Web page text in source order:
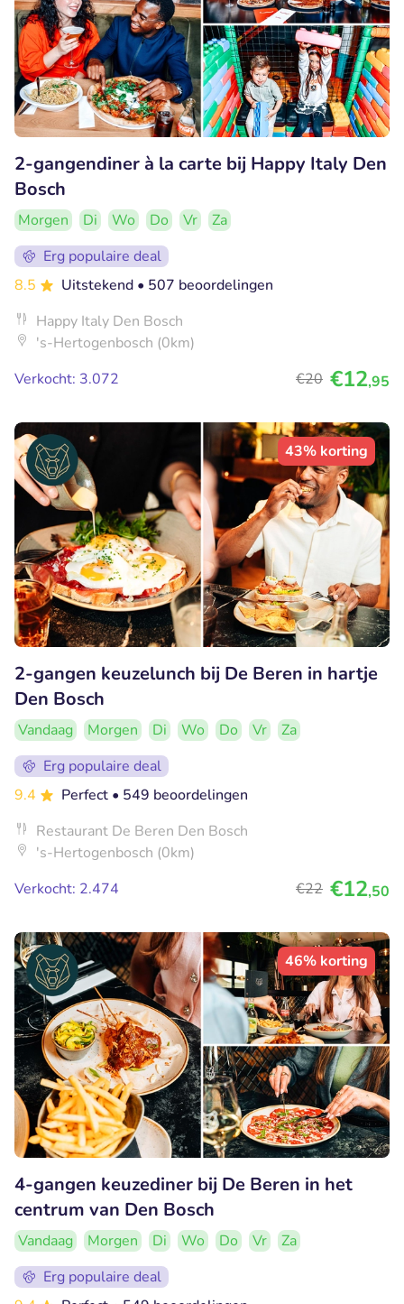
2-gangendiner à la carte bij Happy Italy Den
Bosch
Morgen Di Wo Do Vr
Za
Erg populaire deal
8.5
Uitstekend • 507 beoordelingen
Happy Italy Den Bosch
's-Hertogenbosch (0km)
Verkocht: 3.072
€20 €12,95
43% korting
2-gangen keuzelunch bij De Beren in hartje
Den Bosch
Vandaag Morgen Di Wo Do Vr
Za
Erg populaire deal
9.4
Perfect • 549 beoordelingen
Restaurant De Beren Den Bosch
's-Hertogenbosch (0km)
Verkocht: 2.474
€22 €12,50
46% korting
4-gangen keuzediner bij De Beren in het
centrum van Den Bosch
Vandaag Morgen Di Wo Do Vr
Za
Erg populaire deal